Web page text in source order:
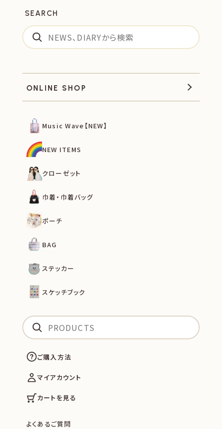
SEARCH
ONLINE SHOP
Music Wave【NEW】
NEW ITEMS
クローゼット
巾着・巾着バッグ
ポーチ
BAG
ステッカー
スケッチブック
ご購入方法
マイアカウント
カートを見る
よくあるご質問